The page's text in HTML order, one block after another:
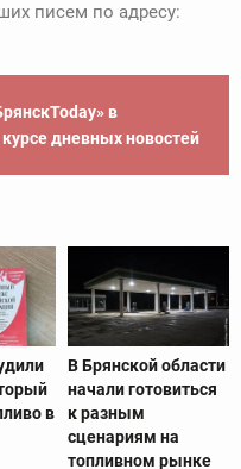
писем по адресу:
в
дневных новостей
в
В Брянской области
начали готовиться
к разным
сценариям на
топливном рынке